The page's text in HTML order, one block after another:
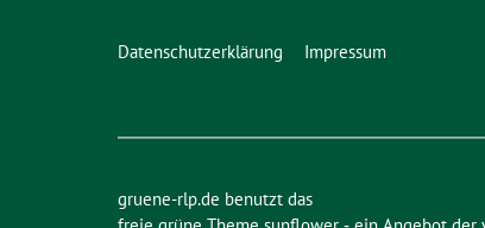
Datenschutzerklärung Impressum
gruene-rlp.de benutzt das